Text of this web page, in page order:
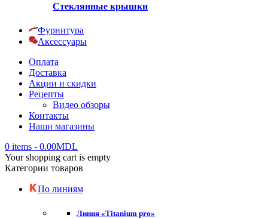
Стеклянные крышки
Фурнитура
Аксессуары
Оплата
Доставка
Акции и скидки
Рецепты
Видео обзоры
Контакты
Наши магазины
0 items - 0.00MDL
Your shopping cart is empty
Категории товаров
По линиям
Линия «Titanium pro»